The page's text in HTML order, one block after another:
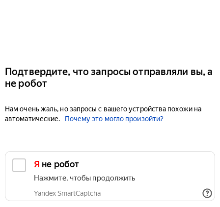
Подтвердите, что запросы отправляли вы, а
не робот
Нам очень жаль, но запросы с вашего устройства похожи на
автоматические.
Почему это могло произойти?
Я не робот
Нажмите, чтобы продолжить
Yandex SmartCaptcha